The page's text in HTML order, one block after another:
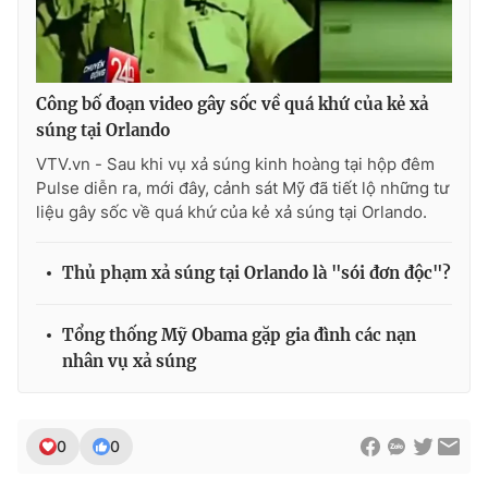
THỜI BÁO VTV
Theo dõi báo trên
Cơ quan chủ quản:Đài Truyền hình Việt Nam
Giấy phép hoạt động báo in và báo điện tử số 483/GP-BTTTT
cấp ngày 29/12/2023
Nguyễn Trọng Ninh
Công bố đoạn video gây sốc về quá khứ của kẻ xả
súng tại Orlando
VTV.vn - Sau khi vụ xả súng kinh hoàng tại hộp đêm
Pulse diễn ra, mới đây, cảnh sát Mỹ đã tiết lộ những tư
liệu gây sốc về quá khứ của kẻ xả súng tại Orlando.
Thủ phạm xả súng tại Orlando là "sói đơn độc"?
Tổng thống Mỹ Obama gặp gia đình các nạn
nhân vụ xả súng
0 0